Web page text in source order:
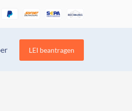
LEI beantragen